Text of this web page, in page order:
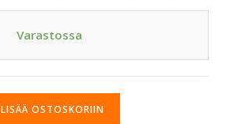
Varastossa
LISÄÄ OSTOSKORIIN